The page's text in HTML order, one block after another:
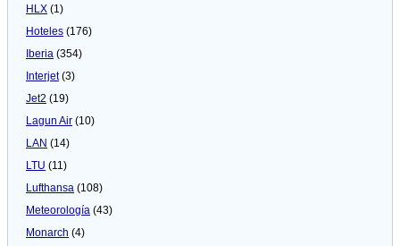
HLX (1)
Hoteles (176)
Iberia (354)
Interjet(3)
Jet2 (19)
Lagun Air (10)
LAN (14)
LTU (11)
Lufthansa (108)
Meteorologí­a (43)
Monarch (4)